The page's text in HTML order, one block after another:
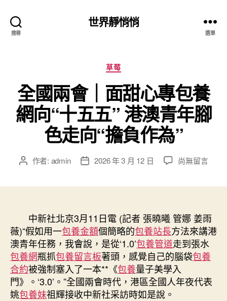
搜尋
世界靜悄悄
選單
分
類
草莓
全國兩會｜面甜心專包養
網向“十五五” 港澳青年腳
色走向“擔負作為”
文 作者: admin
文
期
2026 年 3 月 12 日
在
｜
面
甜
心
專
包
養
尚無留言
中新社北京3月11日電 (記者 張曉曦 管娜 姜雨
薇)“假如用一包養金額個簡略的包養站長方法來講港
澳青年任務，我會說，是從‘1.0’包養管道走到張水
包養網瓶抓包養留言板著頭，感覺自己的腦袋包養
合約被強制塞入了一本**《包養量子美學入
門》。‘3.0’。”全國兩會時代，港區全國人年夜代表
姚包養妹祖輝接收中新社采訪時如是說。